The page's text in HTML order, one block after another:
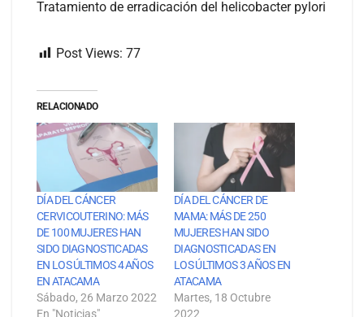
Tratamiento de erradicación del helicobacter pylori
Post Views: 77
RELACIONADO
DÍA DEL CÁNCER
CERVICOUTERINO: MÁS
DE 100 MUJERES HAN
SIDO DIAGNOSTICADAS
EN LOS ÚLTIMOS 4 AÑOS
EN ATACAMA
Sábado, 26 Marzo 2022
En "Noticias"
DÍA DEL CÁNCER DE
MAMA: MÁS DE 250
MUJERES HAN SIDO
DIAGNOSTICADAS EN
LOS ÚLTIMOS 3 AÑOS EN
ATACAMA
Martes, 18 Octubre
2022